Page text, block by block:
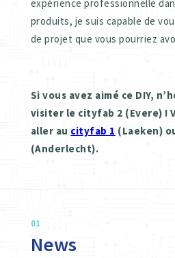
expérience professionnelle
produits, je suis capable de
de projet que vous pourriez
Si vous avez aimé ce DIY,
visiter le cityfab 2 (Evere) !
aller au cityfab 1 (Laeken)
(Anderlecht).
01
News